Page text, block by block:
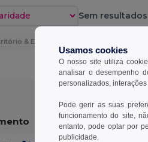
por Sem
& Escrita
Usamos cookies
O nosso site utiliza
analisar o desempenho
personalizados,
Pode gerir as suas
funcionamento do site,
entanto, pode optar por
publicidade.